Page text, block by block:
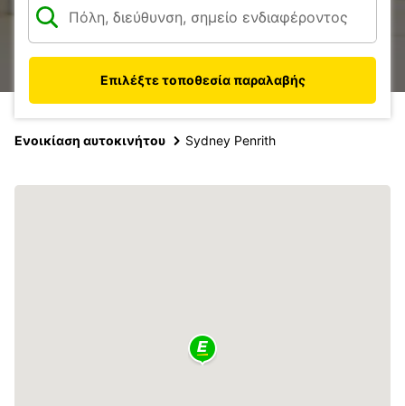
Επιλέξτε τοποθεσία παραλαβής
Ενοικίαση αυτοκινήτου Sydney Penrith